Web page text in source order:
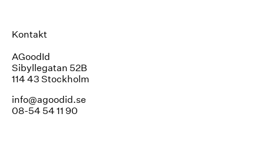
Kontakt
AGoodId
Sibyllegatan 52B
114 43 Stockholm
info@agoodid.se
08-54 54 11 90